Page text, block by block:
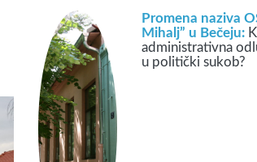
Promena naziva
Mihalj” u Bečeju:
administrativna
u politički sukob?